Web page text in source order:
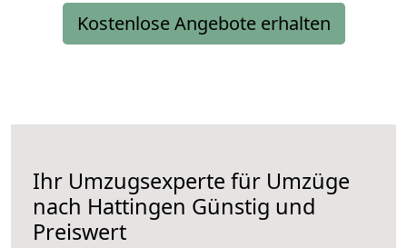
Kostenlose Angebote erhalten
Ihr Umzugsexperte für Umzüge
nach Hattingen Günstig und
Preiswert